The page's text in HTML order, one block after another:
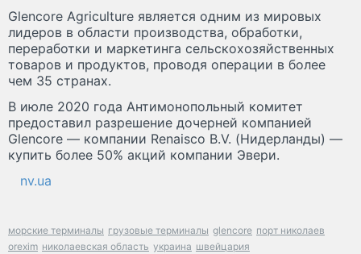
Glencore Agriculture является одним из мировых
лидеров в области производства, обработки,
переработки и маркетинга сельскохозяйственных
товаров и продуктов, проводя операции в более
чем 35 странах.
В июле 2020 года Антимонопольный комитет
предоставил разрешение дочерней компанией
Glencore — компании Renaisco B.V. (Нидерланды) —
купить более 50% акций компании Эвери.
nv.ua
морские терминалы грузовые терминалы glencore порт николаев
orexim николаевская область украина швейцария